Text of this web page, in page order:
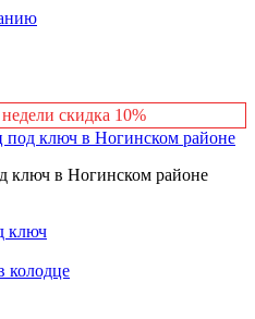
скидка 10%
ключ в Ногинском районе
ключ
колодце